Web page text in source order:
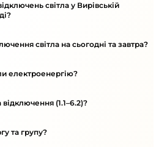
світла у Вирівській
світла на сьогодні та завтра?
електроенергію?
(1.1–6.2)?
та групу?